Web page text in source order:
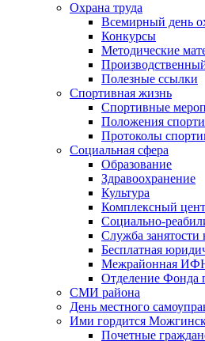
Охрана труда
Всемирный день
Конкурсы
Методические
Полезные ссылки
Спортивная жизнь
Спортивные
Положения
Протоколы
Социальная сфера
Образование
Здравоохранение
Культура
Комплексный
Социально-
Служба занятости
Бесплатная
Межрайонная
Отделение Фонда
СМИ района
День местного
Ими гордится
Почетные